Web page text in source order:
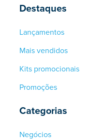
Destaques
Lançamentos
Mais vendidos
Kits promocionais
Promoções
Categorias
Negócios